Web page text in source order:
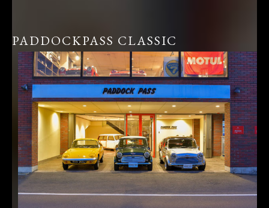
PADDOCKPASS CLASSIC